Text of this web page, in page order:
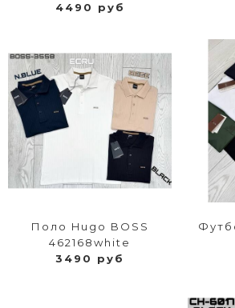
4490 руб
Поло Hugo BOSS
462168white
3490 руб